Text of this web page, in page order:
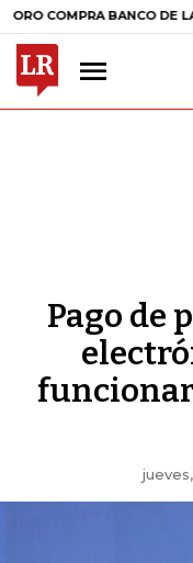
BANCO DE LA
Pago de